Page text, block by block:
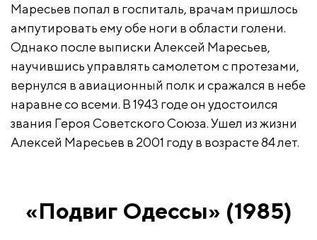
Маресьев попал в госпиталь, врачам пришлось
ампутировать ему обе ноги в области голени.
Однако после выписки Алексей Маресьев,
научившись управлять самолетом с протезами,
вернулся в авиационный полк и сражался в небе
наравне со всеми. В 1943 годе он удостоился
звания Героя Советского Союза. Ушел из жизни
Алексей Маресьев в 2001 году в возрасте 84 лет.
«Подвиг Одессы» (1985)